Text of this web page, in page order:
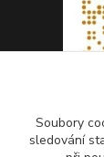
Soubory
sledování